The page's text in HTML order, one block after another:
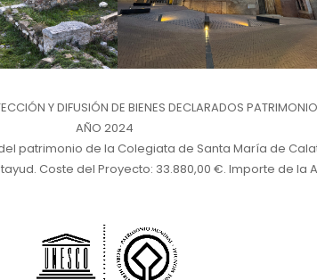
Y DIFUSIÓN DE BIENES DECLARADOS
AÑO 2024
patrimonio de la Colegiata de Santa María de
Coste del Proyecto: 33.880,00 €. Importe de la